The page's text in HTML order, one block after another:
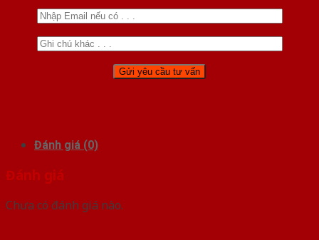
Đánh giá (0)
Đánh giá
Chưa có đánh giá nào.